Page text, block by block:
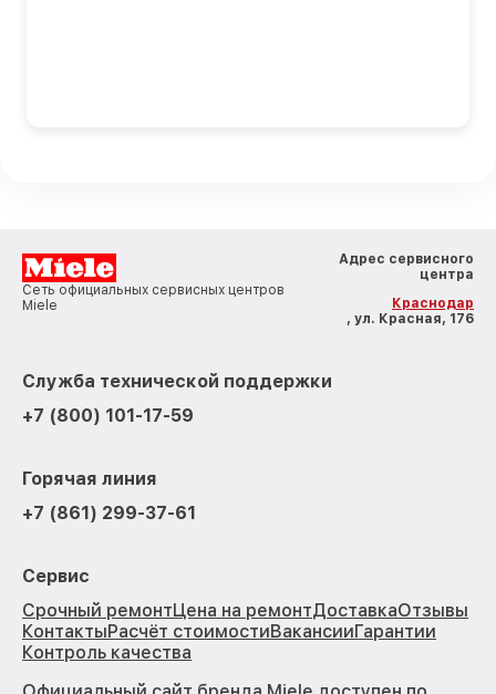
Сеть официальных сервисных центров
Miele
Адрес сервисного
центра
Краснодар
, ул. Красная, 176
Служба технической поддержки
+7 (800) 101-17-59
Горячая линия
+7 (861) 299-37-61
Сервис
Срочный ремонтЦена на ремонтДоставкаОтзывы
КонтактыРасчёт стоимостиВакансииГарантии
Контроль качества